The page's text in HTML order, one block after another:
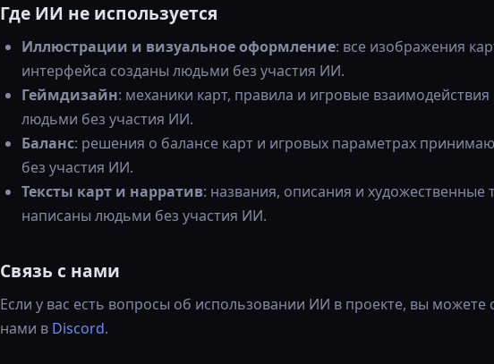
Где ИИ не используется
Иллюстрации и визуальное оформление: все изображения
интерфейса созданы людьми без участия ИИ.
Геймдизайн: механики карт, правила и игровые
людьми без участия ИИ.
Баланс: решения о балансе карт и игровых параметрах
без участия ИИ.
Тексты карт и нарратив: названия, описания и художественные
написаны людьми без участия ИИ.
Связь с нами
Если у вас есть вопросы об использовании ИИ в проекте, вы можете
нами в Discord.